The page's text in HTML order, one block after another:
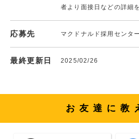
者より面接日などの詳細
応募先 マクドナルド採用センター
最終更新日 2025/02/26
お友達に教